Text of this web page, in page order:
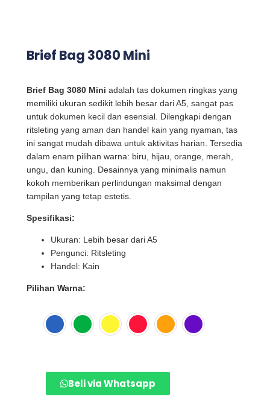
Brief Bag 3080 Mini
Brief Bag 3080 Mini adalah tas dokumen ringkas yang
memiliki ukuran sedikit lebih besar dari A5, sangat pas
untuk dokumen kecil dan esensial. Dilengkapi dengan
ritsleting yang aman dan handel kain yang nyaman, tas
ini sangat mudah dibawa untuk aktivitas harian. Tersedia
dalam enam pilihan warna: biru, hijau, orange, merah,
ungu, dan kuning. Desainnya yang minimalis namun
kokoh memberikan perlindungan maksimal dengan
tampilan yang tetap estetis.
Spesifikasi:
Ukuran: Lebih besar dari A5
Pengunci: Ritsleting
Handel: Kain
Pilihan Warna:
Beli via Whatsapp